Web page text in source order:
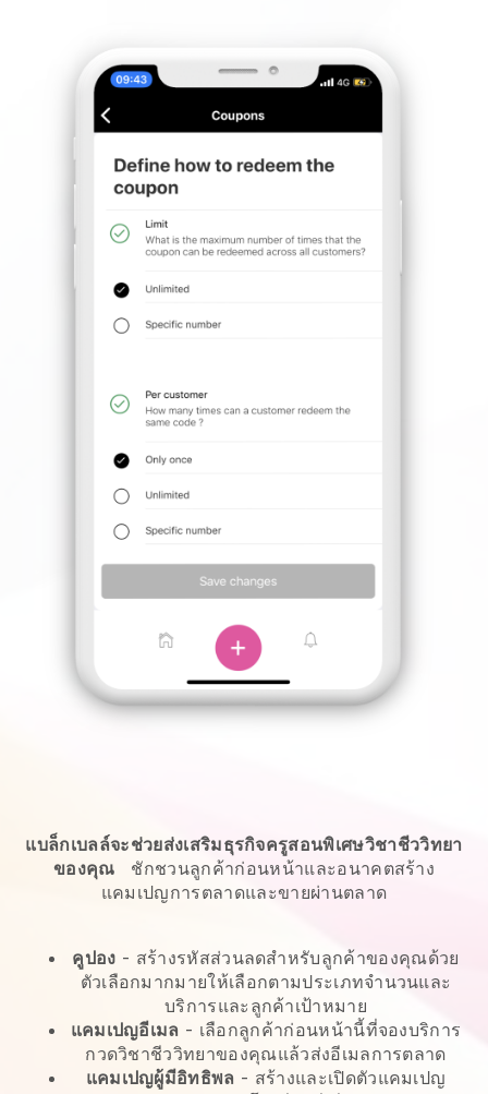
แบล็กเบลล์จะช่วยส่งเสริมธุรกิจครูสอนพิเศษวิชาชีววิทยา
ของคุณ
ชักชวนลูกค้าก่อนหน้าและอนาคตสร้าง
แคมเปญการตลาดและขายผ่านตลาด
คูปอง - สร้างรหัสส่วนลดสำหรับลูกค้าของคุณด้วย
ตัวเลือกมากมายให้เลือกตามประเภทจำนวนและ
บริการและลูกค้าเป้าหมาย
แคมเปญอีเมล - เลือกลูกค้าก่อนหน้านี้ที่จองบริการ
กวดวิชาชีววิทยาของคุณแล้วส่งอีเมลการตลาด
แคมเปญผู้มีอิทธิพล - สร้างและเปิดตัวแคมเปญ